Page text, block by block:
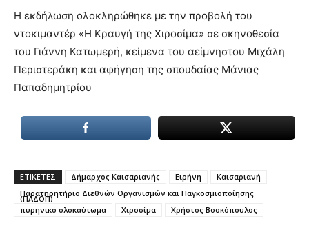
Η εκδήλωση ολοκληρώθηκε με την προβολή του
ντοκιμαντέρ «Η Κραυγή της Χιροσίμα» σε σκηνοθεσία
του Γιάννη Κατωμερή, κείμενα του αείμνηστου Μιχάλη
Περιστεράκη και αφήγηση της σπουδαίας Μάνιας
Παπαδημητρίου
ΕΤΙΚΕΤΕΣ Δήμαρχος Καισαριανής Ειρήνη
Καισαριανή
Παρατηρητήριο Διεθνών Οργανισμών και Παγκοσμιοποίησης
(ΠΑΔΟΠ)
πυρηνικό ολοκαύτωμα
Χιροσίμα Χρήστος Βοσκόπουλος